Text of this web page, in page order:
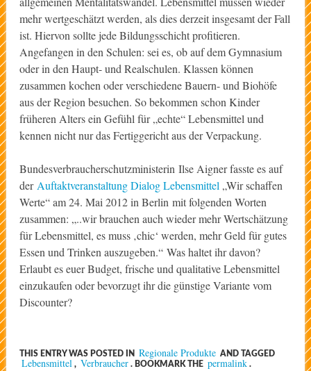
mehr wertgeschätzt werden, als dies derzeit insgesamt der Fall
ist. Hiervon sollte jede Bildungsschicht profitieren.
Angefangen in den Schulen: sei es, ob auf dem Gymnasium
oder in den Haupt- und Realschulen. Klassen können
zusammen kochen oder verschiedene Bauern- und Biohöfe
aus der Region besuchen. So bekommen schon Kinder
früheren Alters ein Gefühl für „echte“ Lebensmittel und
kennen nicht nur das Fertiggericht aus der Verpackung.
Bundesverbraucherschutzministerin Ilse Aigner fasste es auf
derAuftaktveranstaltung Dialog Lebensmittel„Wir schaffen
Werte“ am 24. Mai 2012 in Berlin mit folgenden Worten
zusammen: „..wir brauchen auch wieder mehr Wertschätzung
für Lebensmittel, es muss ‚chic‘ werden, mehr Geld für gutes
Essen und Trinken auszugeben.“ Was haltet ihr davon?
Erlaubt es euer Budget, frische und qualitative Lebensmittel
einzukaufen oder bevorzugt ihr die günstige Variante vom
Discounter?
THIS ENTRY WAS POSTED IN Regionale Produkte AND TAGGED
Lebensmittel , Verbraucher . BOOKMARK THE permalink .